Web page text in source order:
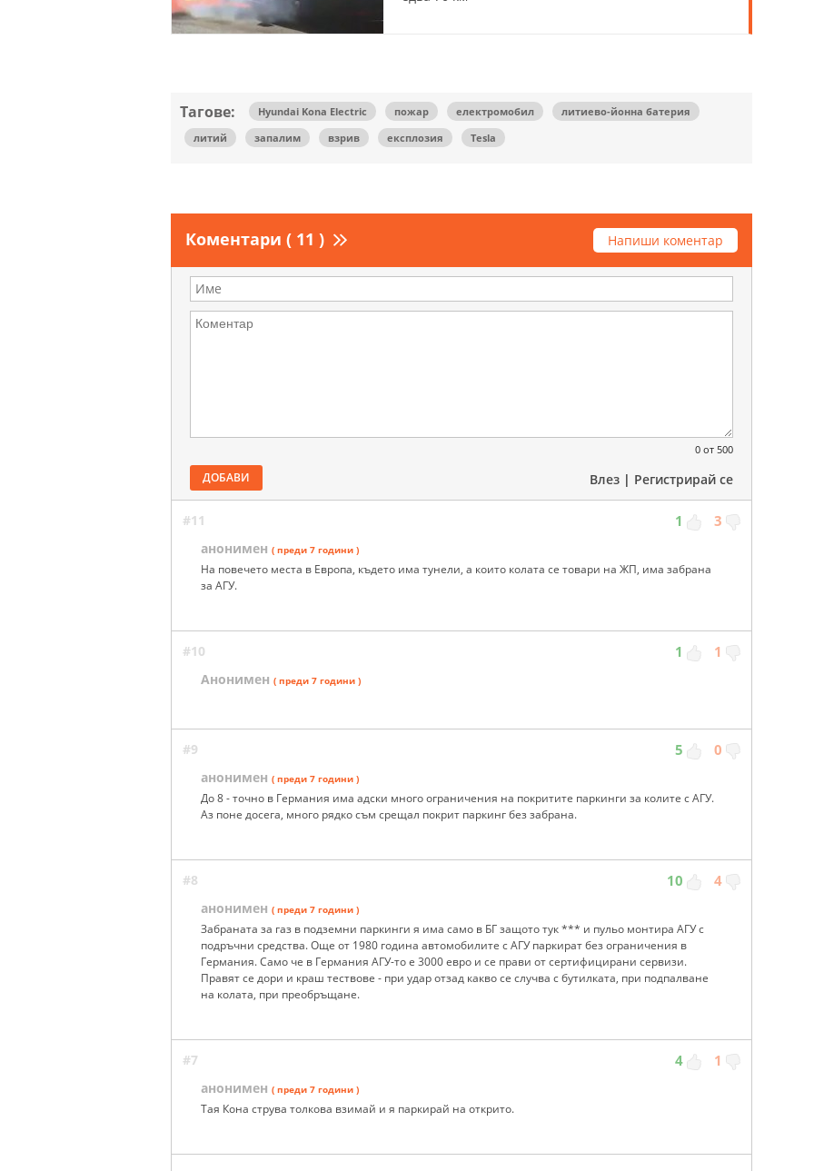
Тагове: Hyundai Kona Electric пожар електромобил
литиево-йонна батерия
литий
запалим взрив експлозия Tesla
Коментари ( 11 ) Напиши коментар
0 от 500
ДОБАВИ Влез | Регистрирай се
#11 1 3
анонимен ( преди 7 години )
На повечето места в Европа, където има тунели, а които колата се товари на ЖП, има забрана
за АГУ.
#10 1 1
Анонимен ( преди 7 години )
#9 5 0
анонимен ( преди 7 години )
До 8 - точно в Германия има адски много ограничения на покритите паркинги за колите с АГУ.
Аз поне досега, много рядко съм срещал покрит паркинг без забрана.
#8 10 4
анонимен ( преди 7 години )
Забраната за газ в подземни паркинги я има само в БГ защото тук *** и пульо монтира АГУ с
подръчни средства. Още от 1980 година автомобилите с АГУ паркират без ограничения в
Германия. Само че в Германия АГУ-то е 3000 евро и се прави от сертифицирани сервизи.
Правят се дори и краш тествове - при удар отзад какво се случва с бутилката, при подпалване
на колата, при преобръщане.
#7 4 1
анонимен ( преди 7 години )
Тая Кона струва толкова взимай и я паркирай на открито.